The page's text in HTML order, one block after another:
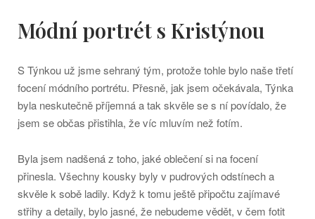
Módní portrét s Kristýnou
S Týnkou už jsme sehraný tým, protože tohle bylo naše třetí
focení módního portrétu. Přesně, jak jsem očekávala, Týnka
byla neskutečně příjemná a tak skvěle se s ní povídalo, že
jsem se občas přistihla, že víc mluvím než fotím.
Byla jsem nadšená z toho, jaké oblečení si na focení
přinesla. Všechny kousky byly v pudrových odstínech a
skvěle k sobě ladily. Když k tomu ještě připočtu zajímavé
střihy a detaily, bylo jasné, že nebudeme vědět, v čem fotit